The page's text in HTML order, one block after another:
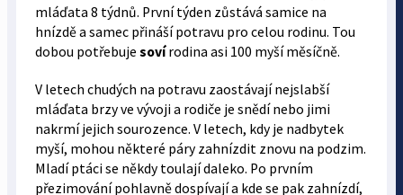
mláďata 8 týdnů. První týden zůstává samice na
hnízdě a samec přináší potravu pro celou rodinu. Tou
dobou potřebuje sovírodina asi 100 myší měsíčně.
V letech chudých na potravu zaostávají nejslabší
mláďata brzy ve vývoji a rodiče je snědí nebo jimi
nakrmí jejich sourozence. V letech, kdy je nadbytek
myší, mohou některé páry zahnízdit znovu na podzim.
Mladí ptáci se někdy toulají daleko. Po prvním
přezimování pohlavně dospívají a kde se pak zahnízdí,